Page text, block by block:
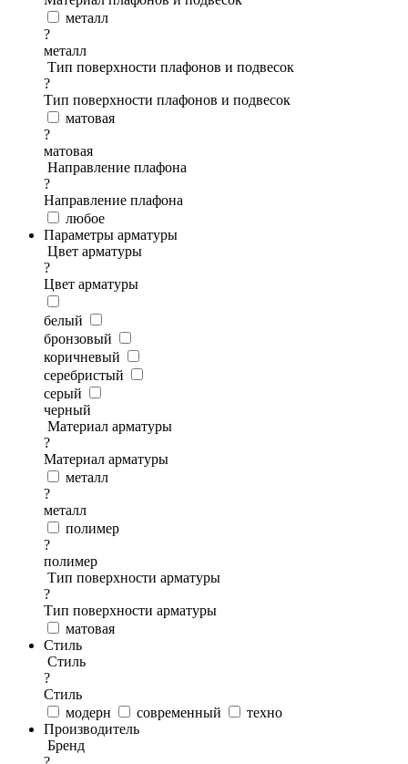
металл
?
металл
Тип поверхности плафонов и подвесок
?
Тип поверхности плафонов и подвесок
матовая
?
матовая
Направление плафона
?
Направление плафона
любое
Параметры арматуры
Цвет арматуры
?
Цвет арматуры
белый
бронзовый
коричневый
серебристый
серый
черный
Материал арматуры
?
Материал арматуры
металл
?
металл
полимер
?
полимер
Тип поверхности арматуры
?
Тип поверхности арматуры
матовая
Стиль
Стиль
?
Стиль
модерн
современный
техно
Производитель
Бренд